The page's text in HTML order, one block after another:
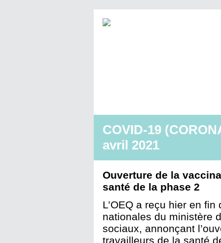
COVID-19
avril 2021
Ouverture de la
santé de la phase 2
L’OEQ a reçu hier en
nationales du ministère
sociaux, annonçant
travailleurs de la santé